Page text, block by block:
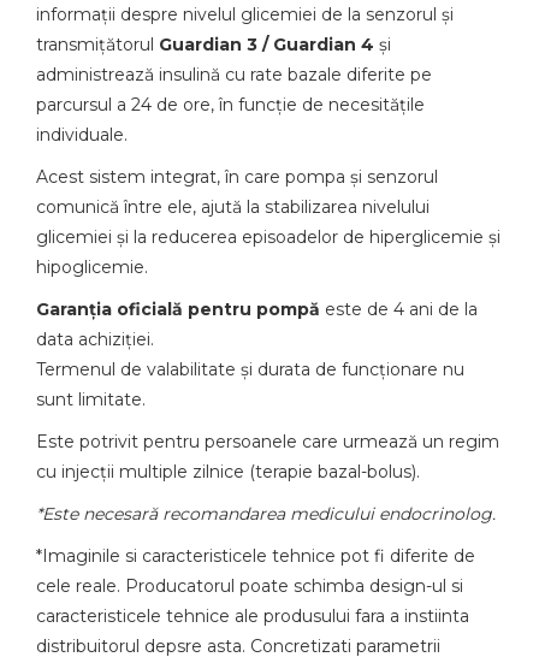
informații despre nivelul glicemiei de la senzorul și
transmițătorul Guardian 3 / Guardian 4 și
administrează insulină cu rate bazale diferite pe
parcursul a 24 de ore, în funcție de necesitățile
individuale.
Acest sistem integrat, în care pompa și senzorul
comunică între ele, ajută la stabilizarea nivelului
glicemiei și la reducerea episoadelor de hiperglicemie și
hipoglicemie.
Garanția oficială pentru pompă este de 4 ani de la
data achiziției.
Termenul de valabilitate și durata de funcționare nu
sunt limitate.
Este potrivit pentru persoanele care urmează un regim
cu injecții multiple zilnice (terapie bazal-bolus).
*Este necesară recomandarea medicului endocrinolog.
*Imaginile si caracteristicele tehnice pot fi diferite de
cele reale. Producatorul poate schimba design-ul si
caracteristicele tehnice ale produsului fara a instiinta
distribuitorul depsre asta. Concretizati parametrii